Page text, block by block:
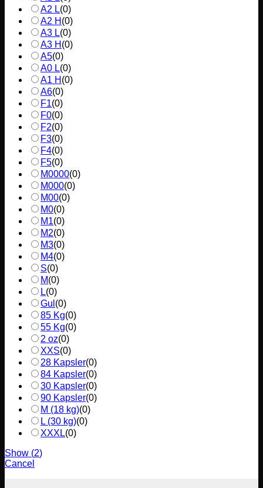
A2 L(0)
A2 H (0)
A3 L(0)
A3 H (0)
A5(0)
A0 L(0)
A1 H (0)
A6(0)
F1(0)
F0(0)
F2(0)
F3(0)
F4(0)
F5(0)
M0000(0)
M000(0)
M00(0)
M0(0)
M1(0)
M2(0)
M3(0)
M4(0)
S(0)
M(0)
L(0)
Gul (0)
85 Kg(0)
55 Kg(0)
2 oz(0)
XXS(0)
28 Kapsler(0)
84 Kapsler(0)
30 Kapsler(0)
90 Kapsler(0)
M (18 kg)(0)
L (30 kg)(0)
XXXL(0)
Show (2)
Cancel